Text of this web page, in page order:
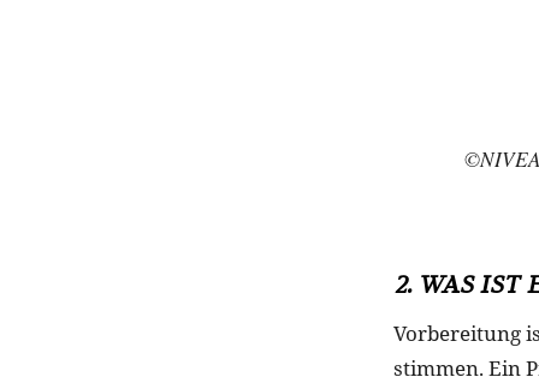
2. WAS IST
Vorbereitung
stimmen. Ein